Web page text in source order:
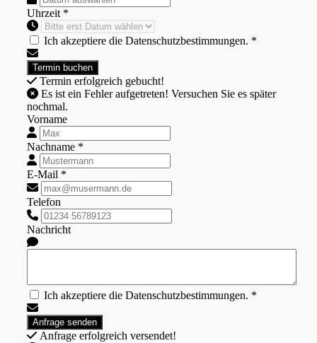
Uhrzeit *
Ich akzeptiere die Datenschutzbestimmungen. *
Termin erfolgreich gebucht!
nochmal.
Vorname
Nachname *
E-Mail *
Telefon
Nachricht
Ich akzeptiere die Datenschutzbestimmungen. *
Anfrage erfolgreich versendet!